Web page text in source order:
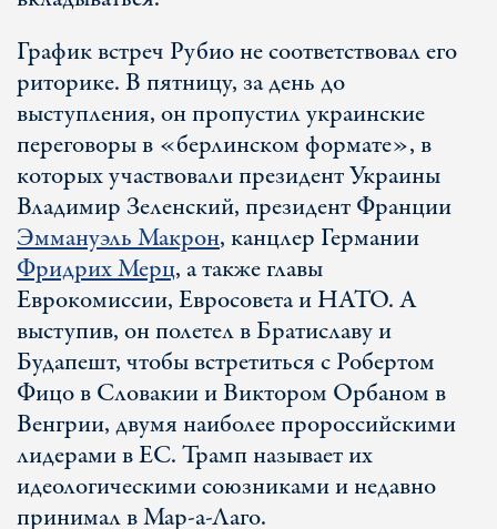
График встреч Рубио не соответствовал его
риторике. В пятницу, за день до
выступления, он пропустил украинские
переговоры в «берлинском формате», в
которых участвовали президент Украины
Владимир Зеленский, президент Франции
Эммануэль Макрон, канцлер Германии
Фридрих Мерц, а также главы
Еврокомиссии, Евросовета и НАТО. А
выступив, он полетел в Братиславу и
Будапешт, чтобы встретиться с Робертом
Фицо в Словакии и Виктором Орбаном в
Венгрии, двумя наиболее пророссийскими
лидерами в ЕС. Трамп называет их
идеологическими союзниками и недавно
принимал в Мар-а-Лаго.